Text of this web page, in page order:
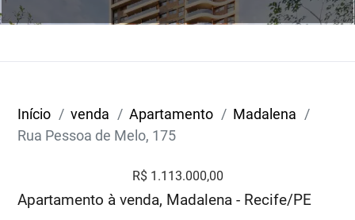
Início venda Apartamento
Madalena
Rua Pessoa de Melo, 175
R$ 1.113.000,00
Apartamento à venda, Madalena - Recife/PE